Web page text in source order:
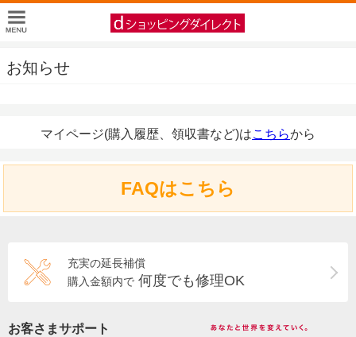
お知らせ
マイページ(購入履歴、領収書など)はこちらから
FAQはこちら
充実の延長補償
購入金額内で 何度でも修理OK
お客さまサポート